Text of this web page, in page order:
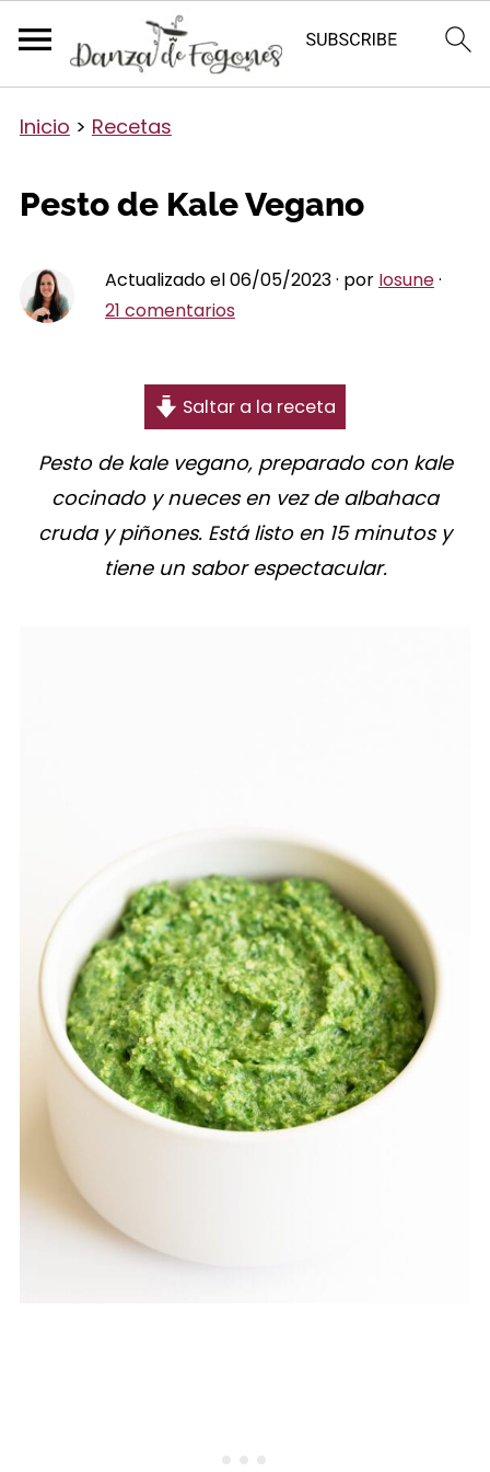
Inicio > Recetas
Pesto de Kale Vegano
Actualizado el 06/05/2023 · por Iosune·
21 comentarios
Saltar a la receta
Pesto de kale vegano, preparado con kale
cocinado y nueces en vez de albahaca
cruda y piñones. Está listo en 15 minutos y
tiene un sabor espectacular.